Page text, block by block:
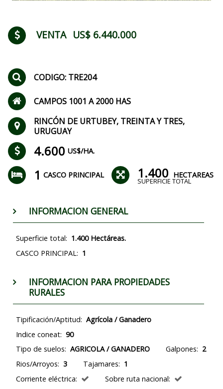
VENTA US$ 6.440.000
CODIGO: TRE204
CAMPOS 1001 A 2000 HAS
RINCÓN DE URTUBEY, TREINTA Y TRES,
URUGUAY
4.600 US$/HA.
1 CASCO PRINCIPAL 1.400 HECTAREAS
SUPERFICIE TOTAL
INFORMACION GENERAL
Superficie total: 1.400 Hectáreas.
CASCO PRINCIPAL: 1
INFORMACION PARA PROPIEDADES
RURALES
Tipificación/Aptitud: Agrícola / Ganadero
Indice coneat: 90
Tipo de suelos: AGRICOLA / GANADERO Galpones: 2
Rios/Arroyos: 3 Tajamares: 1
Corriente eléctrica:
Sobre ruta nacional: